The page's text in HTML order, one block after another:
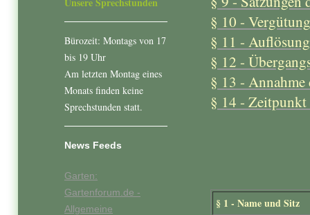
§ 10 - Vergütung
§ 11 - Auflösung
§ 12 -
§ 13 -
§ 14 - Zeitpunkt
§ 1 - Name und Sitz
Bürozeit: Montags von 17
bis 19 Uhr
Am letzten Montag eines
Monats finden keine
Sprechstunden statt.
News Feeds
Garten:
Gartenforum.de -
Allgemeine